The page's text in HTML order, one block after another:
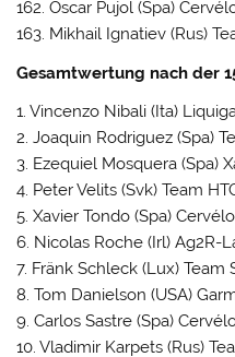
162. Oscar Pujol (Spa)
163. Mikhail Ignatiev (Rus)
Gesamtwertung nach der
1. Vincenzo Nibali (Ita)
2. Joaquin Rodriguez (Spa)
3. Ezequiel Mosquera (Spa)
4. Peter Velits (Svk) Team
5. Xavier Tondo (Spa)
6. Nicolas Roche (Irl) Ag2R-
7. Fränk Schleck (Lux) Team
8. Tom Danielson (USA)
9. Carlos Sastre (Spa)
10. Vladimir Karpets (Rus)